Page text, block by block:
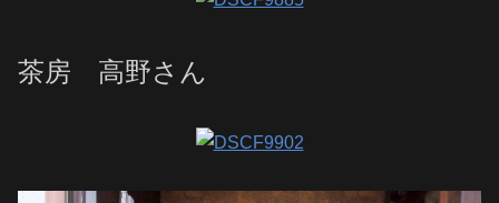
茶房 高野さん